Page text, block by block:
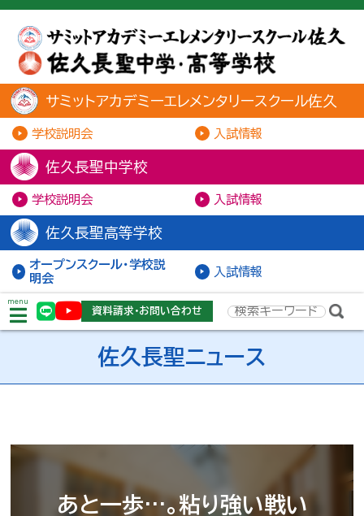
サミットアカデミーエレメンタリースクール佐久
学校説明会 入試情報
佐久長聖中学校
学校説明会 入試情報
佐久長聖高等学校
オープンスクール・学校説
明会
入試情報
menu
資料請求・お問い合わせ
佐久長聖ニュース
あと一歩…。粘り強い戦い